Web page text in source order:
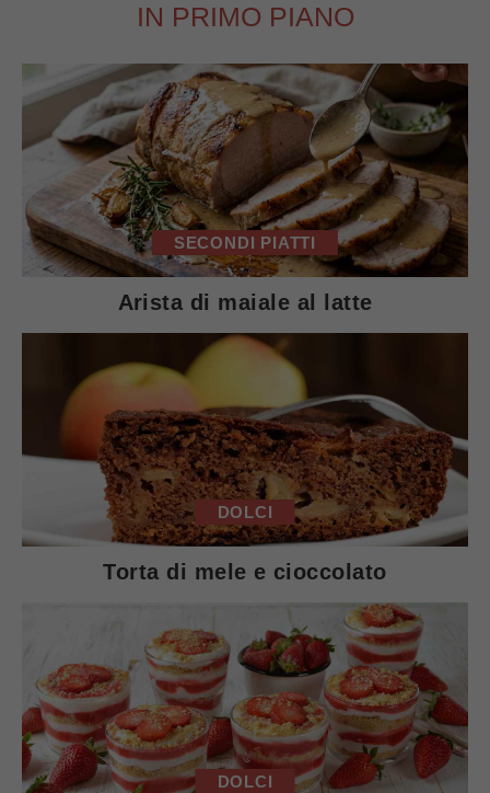
IN PRIMO PIANO
SECONDI PIATTI
Arista di maiale al latte
DOLCI
Torta di mele e cioccolato
DOLCI